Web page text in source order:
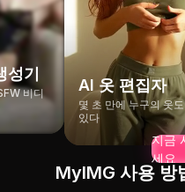
성기
비디 AI 옷 편집자
몇 초 만에 누구의 옷
있다
지금
세요
MyIMG 사용 ​​방